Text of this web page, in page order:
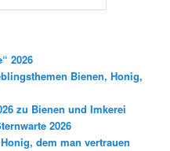
2026
Bienen, Honig,
zu Bienen und Imkerei
2026
dem man vertrauen